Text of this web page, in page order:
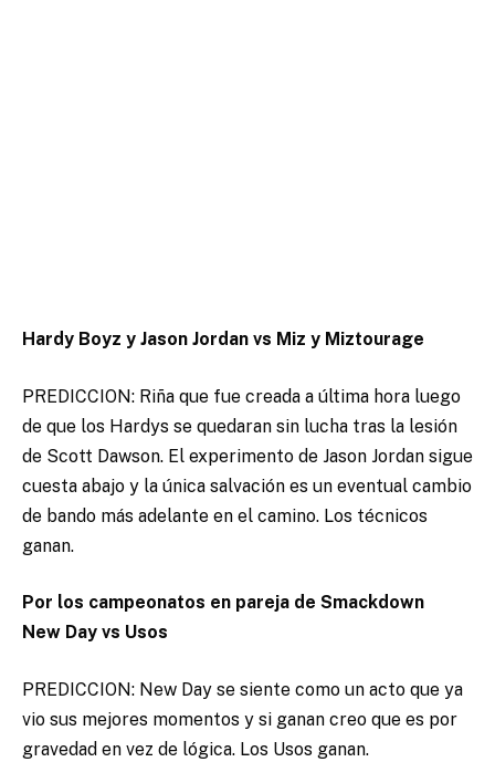
Hardy Boyz y Jason Jordan vs Miz y Miztourage
PREDICCION: Riña que fue creada a última hora luego
de que los Hardys se quedaran sin lucha tras la lesión
de Scott Dawson. El experimento de Jason Jordan sigue
cuesta abajo y la única salvación es un eventual cambio
de bando más adelante en el camino. Los técnicos
ganan.
Por los campeonatos en pareja de Smackdown
New Day vs Usos
PREDICCION: New Day se siente como un acto que ya
vio sus mejores momentos y si ganan creo que es por
gravedad en vez de lógica. Los Usos ganan.